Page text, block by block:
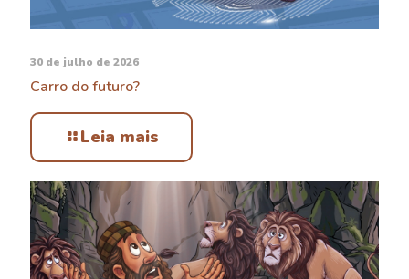
30 de julho de 2026
Carro do futuro?
Leia mais